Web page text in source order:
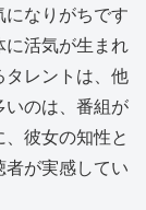
になりがちです
に活気が生まれ
タレントは、他
いのは、番組が
彼女の知性と
者が実感してい